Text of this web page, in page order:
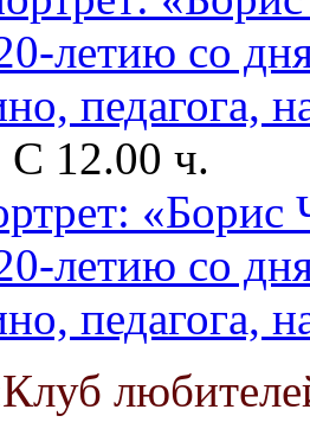
С 12.00 ч.
летию со
педагога,